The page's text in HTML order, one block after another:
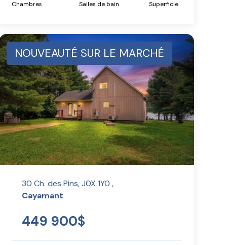
Chambres Salles de bain Superficie
NOUVEAUTÉ SUR LE MARCHÉ
30 Ch. des Pins, J0X 1Y0 ,
Cayamant
449 900$